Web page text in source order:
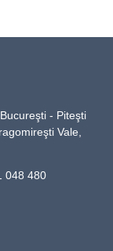
- Piteşti
Vale,
048 480